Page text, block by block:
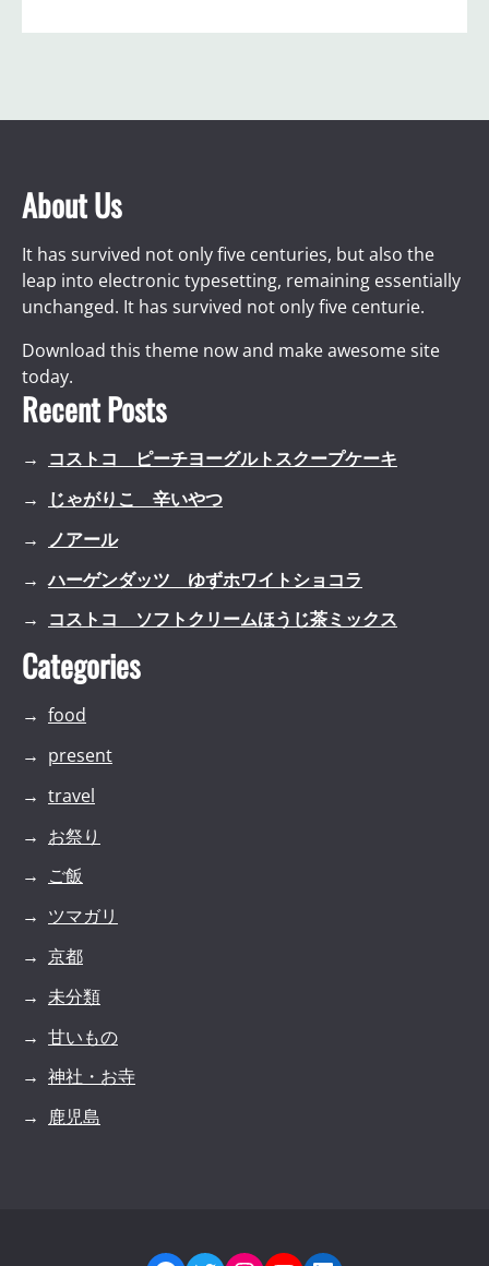
About Us
It has survived not only five centuries, but also the
leap into electronic typesetting, remaining essentially
unchanged. It has survived not only five centurie.
Download this theme now and make awesome site
today.
Recent Posts
コストコ ピーチヨーグルトスクープケーキ
じゃがりこ 辛いやつ
ノアール
ハーゲンダッツ ゆずホワイトショコラ
コストコ ソフトクリームほうじ茶ミックス
Categories
food
present
travel
お祭り
ご飯
ツマガリ
京都
未分類
甘いもの
神社・お寺
鹿児島